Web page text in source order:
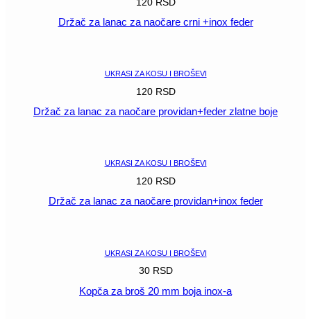
Držač za lanac za naočare crni +inox feder
UKRASI ZA KOSU I BROŠEVI
120 RSD
Držač za lanac za naočare providan+feder zlatne boje
UKRASI ZA KOSU I BROŠEVI
120 RSD
Držač za lanac za naočare providan+inox feder
UKRASI ZA KOSU I BROŠEVI
30 RSD
Kopča za broš 20 mm boja inox-a